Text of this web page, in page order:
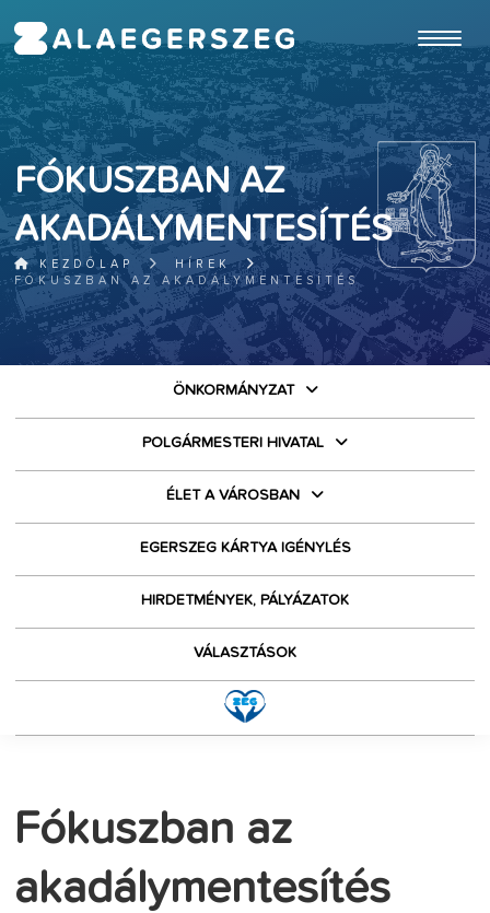
FÓKUSZBAN AZ
AKADÁLYMENTESÍTÉS
KEZDŐLAP
HÍREK
FÓKUSZBAN AZ AKADÁLYMENTESÍTÉS
ÖNKORMÁNYZAT
POLGÁRMESTERI HIVATAL
ÉLET A VÁROSBAN
EGERSZEG KÁRTYA IGÉNYLÉS
HIRDETMÉNYEK, PÁLYÁZATOK
VÁLASZTÁSOK
Fókuszban az
akadálymentesítés